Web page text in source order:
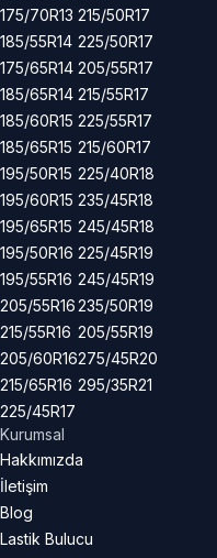
175/70R13
185/55R14
175/65R14
185/65R14
185/60R15
185/65R15
195/50R15
195/60R15
195/65R15
195/50R16
195/55R16
205/55R16
215/55R16
205/60R16
215/65R16
225/45R17
215/50R17
225/50R17
205/55R17
215/55R17
225/55R17
215/60R17
225/40R18
235/45R18
245/45R18
225/45R19
245/45R19
235/50R19
205/55R19
275/45R20
295/35R21
Kurumsal
Hakkımızda
İletişim
Blog
Lastik Bulucu